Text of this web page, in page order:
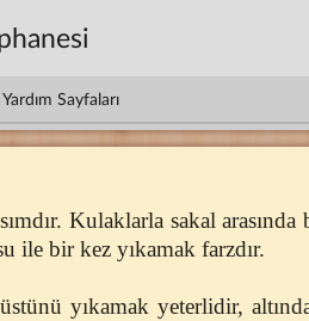
Sayfaları
Kulaklarla sakal
ile bir kez yıkamak farzdır.
yıkamak yeterlidir,